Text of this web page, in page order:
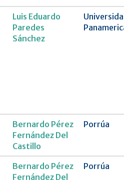
Luis Eduardo
Paredes
Sánchez
Bernardo Pérez
Fernández Del
Castillo
Porrúa
Bernardo Pérez
Fernández Del
Porrúa